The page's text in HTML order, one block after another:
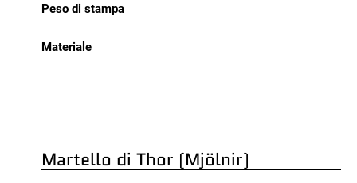
Peso di stampa
Materiale
Martello di Thor (Mjölnir)